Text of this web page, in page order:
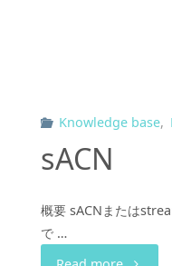
Knowledge base,
sACN
概要 sACNまたは
で …